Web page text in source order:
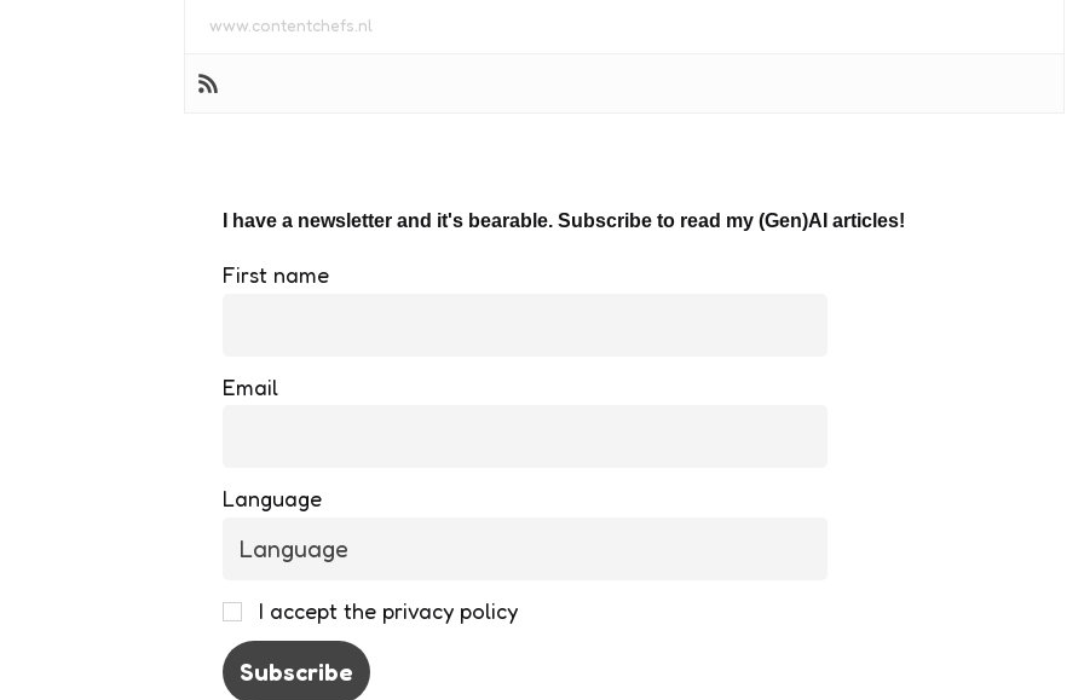
www.contentchefs.nl
I have a newsletter and it's bearable. Subscribe to read my (Gen)AI articles!
First name
Email
Language
I accept the privacy policy